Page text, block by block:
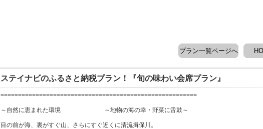
プラン一覧ページへ
ステイナビのふるさと納税プラン！『旬の味わい会席プラン』
========================================================
～自然に恵まれた環境 ～地物の海の幸・野菜に舌鼓～
目の前が海、裏がすぐ山、さらにすぐ近くに清流揖保川。